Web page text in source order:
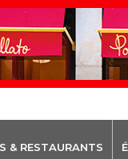
& RESTAURANTS